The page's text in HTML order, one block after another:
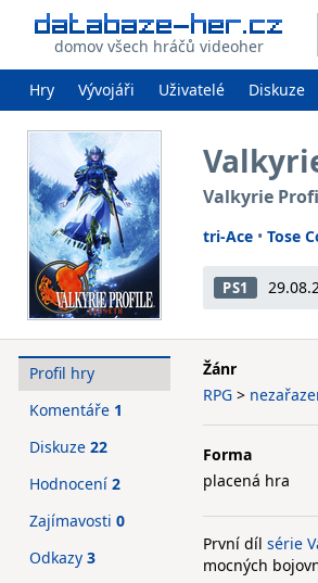
domov všech hráčů videoher
Hry Vývojáři Uživatelé Diskuze
Valkyrie
tri-Ace • Tose
PS1
Žánr
RPG >
Forma
placená hra
První díl série
mocných
Profil hry
Komentáře 1
Diskuze 22
Hodnocení 2
Zajímavosti 0
Odkazy 3